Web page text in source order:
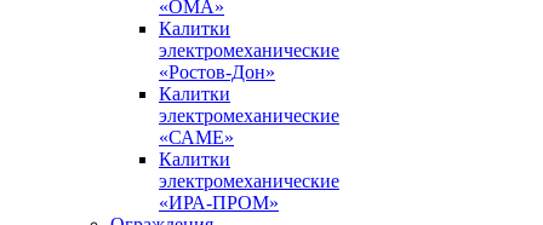
«ОМА»
Калитки
электромеханические
«Ростов-Дон»
Калитки
электромеханические
«САМЕ»
Калитки
электромеханические
«ИРА-ПРОМ»